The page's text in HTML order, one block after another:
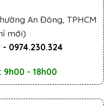
An Đông, TPHCM
mới)
- 0974.230.324
9h00 - 18h00